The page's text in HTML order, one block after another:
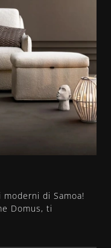
di Samoa!
Domus, ti